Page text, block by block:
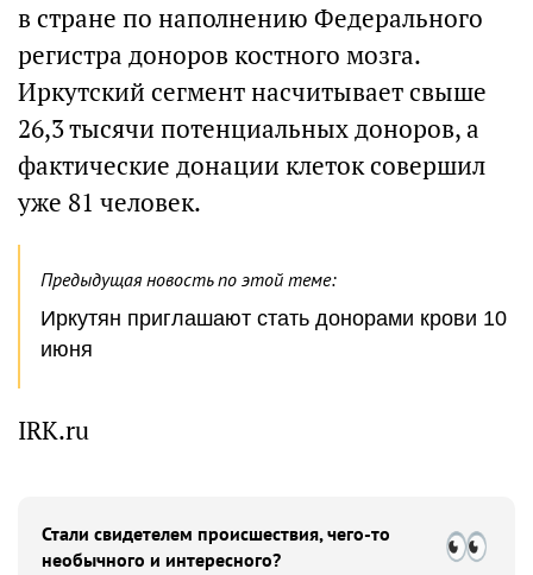
в стране по наполнению Федерального
регистра доноров костного мозга.
Иркутский сегмент насчитывает свыше
26,3 тысячи потенциальных доноров, а
фактические донации клеток совершил
уже 81 человек.
Предыдущая новость по этой теме:
Иркутян приглашают стать донорами крови 10
июня
IRK.ru
Стали свидетелем происшествия, чего-то
необычного и интересного?